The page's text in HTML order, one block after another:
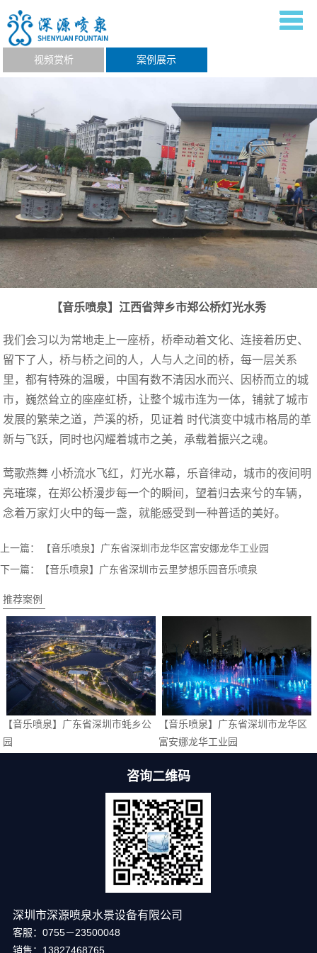
视频赏析 案例展示
【音乐喷泉】江西省萍乡市郑公桥灯光水秀
我们会习以为常地走上一座桥，桥牵动着文化、连接着历史、
留下了人，桥与桥之间的人，人与人之间的桥，每一层关系
里，都有特殊的温暖，中国有数不清因水而兴、因桥而立的城
市，巍然耸立的座座虹桥，让整个城市连为一体，铺就了城市
发展的繁荣之道，芦溪的桥，见证着 时代演变中城市格局的革
新与飞跃，同时也闪耀着城市之美，承载着振兴之魂。
莺歌燕舞 小桥流水飞红，灯光水幕，乐音律动，城市的夜间明
亮璀璨，在郑公桥漫步每一个的瞬间，望着归去来兮的车辆，
念着万家灯火中的每一盏，就能感受到一种普适的美好。
上一篇：
【音乐喷泉】广东省深圳市龙华区富安娜龙华工业园
下一篇：
【音乐喷泉】广东省深圳市云里梦想乐园音乐喷泉
推荐案例
【音乐喷泉】广东省深圳市蚝乡公
园
【音乐喷泉】广东省深圳市龙华区
富安娜龙华工业园
咨询二维码
深圳市深源喷泉水景设备有限公司
客服：0755－23500048
销售：13827468765